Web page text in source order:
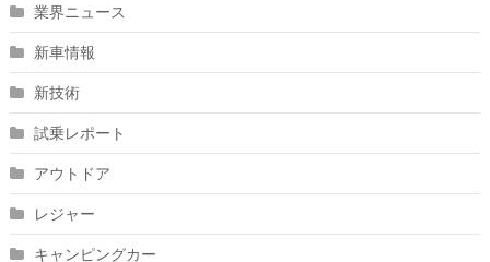
業界ニュース
新車情報
新技術
試乗レポート
アウトドア
レジャー
キャンピングカー